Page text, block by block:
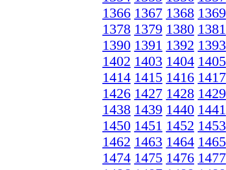
1366 1367 1368 1369
1378 1379 1380 1381
1390 1391 1392 1393
1402 1403 1404 1405
1414 1415 1416 1417
1426 1427 1428 1429
1438 1439 1440 1441
1450 1451 1452 1453
1462 1463 1464 1465
1474 1475 1476 1477